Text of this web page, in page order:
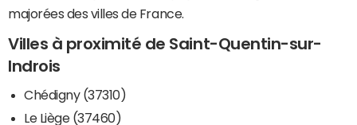
majorées des villes de France.
Villes à proximité de Saint-Quentin-sur-
Indrois
Chédigny (37310)
Le Liège (37460)